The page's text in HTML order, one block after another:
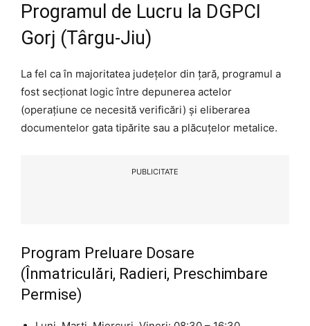
Programul de Lucru la DGPCI
Gorj (Târgu-Jiu)
La fel ca în majoritatea județelor din țară, programul a
fost secționat logic între depunerea actelor
(operațiune ce necesită verificări) și eliberarea
documentelor gata tipărite sau a plăcuțelor metalice.
PUBLICITATE
Program Preluare Dosare
(Înmatriculări, Radieri, Preschimbare
Permise)